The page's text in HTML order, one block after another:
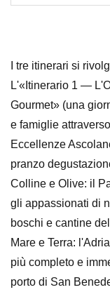
I tre itinerari si
L'«Itinerario 1 —
Gourmet» (una
e famiglie
Eccellenze
pranzo
Colline e Olive: il
gli appassionati di
boschi e cantine
Mare e Terra:
più completo e
porto di San